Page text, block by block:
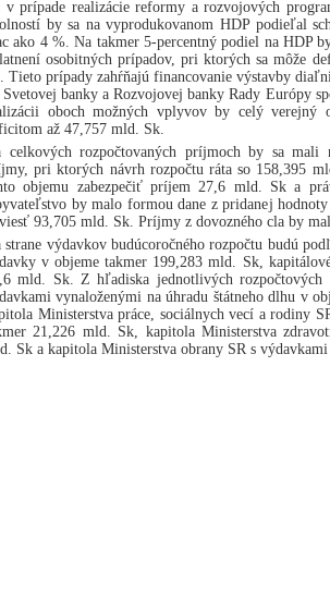
v prípade realizácie reformy a rozvojových
by sa na vyprodukovanom HDP podieľal
ako 4 %. Na takmer 5-percentný podiel na HDP
osobitných prípadov, pri ktorých sa môže
Tieto prípady zahŕňajú financovanie výstavby
Svetovej banky a Rozvojovej banky Rady Európy
oboch možných vplyvov by celý verejný
až 47,757 mld. Sk.
celkových rozpočtovaných príjmoch by sa mali
pri ktorých návrh rozpočtu ráta so 158,395
objemu zabezpečiť príjem 27,6 mld. Sk a
by malo formou dane z pridanej
93,705 mld. Sk. Príjmy z dovozného cla by
strane výdavkov budúcoročného rozpočtu budú
v objeme takmer 199,283 mld. Sk,
mld. Sk. Z hľadiska jednotlivých rozpočtových
vynaloženými na úhradu štátneho dlhu v
Ministerstva práce, sociálnych vecí a rodiny
21,226 mld. Sk, kapitola Ministerstva
Sk a kapitola Ministerstva obrany SR s